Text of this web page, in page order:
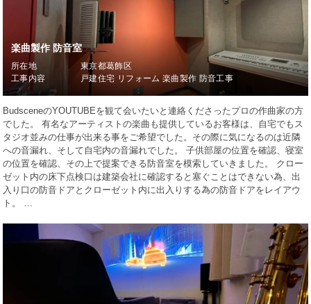
楽曲製作 防音室
所在地
東京都葛飾区
工事内容
戸建住宅 リフォーム 楽曲製作 防音工事
BudsceneのYOUTUBEを観て会いたいと連絡くださったプロの作曲家の方
でした。 有名なアーティストの楽曲も提供しているお客様は、自宅でもス
タジオ並みの仕事が出来る事をご希望でした。その際に気になるのは近隣
への音漏れ、そして自宅内の音漏れでした。 子供部屋の位置を確認、寝室
の位置を確認、その上で提案できる防音室を模索していきました。 クロー
ゼット内の床下点検口は建築会社に確認すると塞ぐことはできない為、出
入り口の防音ドアとクローゼット内に出入りする為の防音ドアをレイアウ
ト。 …